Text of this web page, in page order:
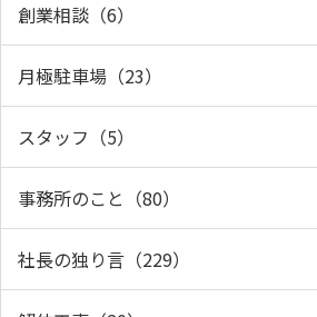
創業相談（6）
月極駐車場（23）
スタッフ（5）
事務所のこと（80）
社長の独り言（229）